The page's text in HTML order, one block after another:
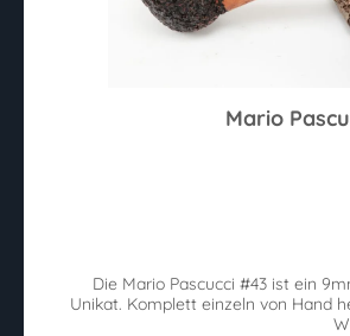
Mario
Die Mario Pascucci #43 ist ein
Unikat. Komplett einzeln von Hand